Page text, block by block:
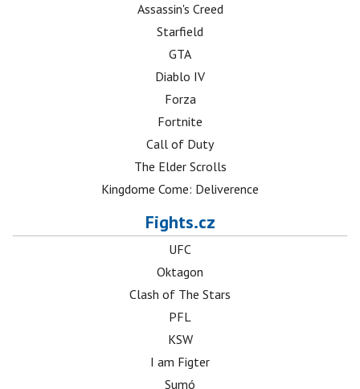
Assassin's Creed
Starfield
GTA
Diablo IV
Forza
Fortnite
Call of Duty
The Elder Scrolls
Kingdome Come: Deliverence
Fights.cz
UFC
Oktagon
Clash of The Stars
PFL
KSW
I am Figter
Sumó